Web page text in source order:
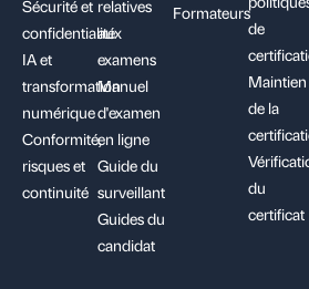
Sécurité et
confidentialité
IA et
transformation
numérique
Conformité,
risques et
continuité
relatives
aux
examens
Manuel
d'examen
en ligne
Guide du
surveillant
Guides du
candidat
Formateurs
de
Maintien
de la
du
certificat